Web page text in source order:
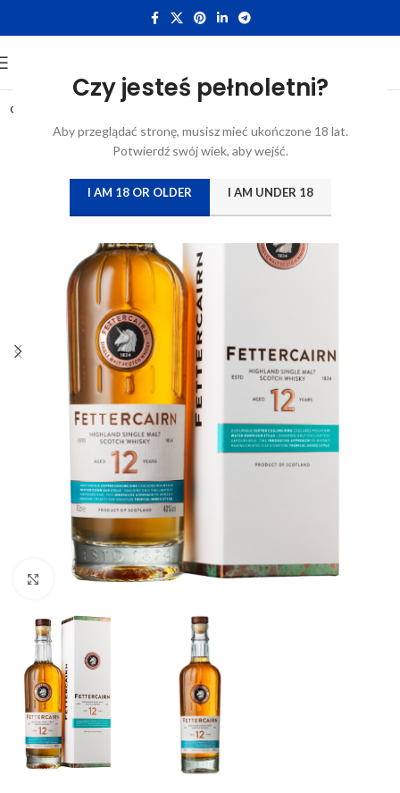
Czy jesteś pełnoletni?
Aby przeglądać stronę, musisz mieć ukończone 18 lat.
Potwierdź swój wiek, aby wejść.
I AM 18 OR OLDER I AM UNDER 18
0,7L
Click to enlarge